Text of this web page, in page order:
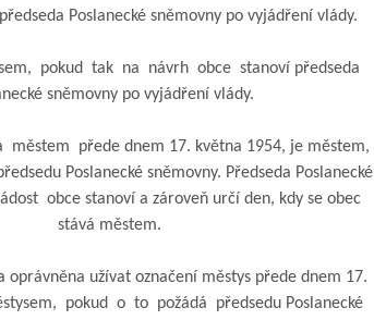
Poslanecké sněmovny po vyjádření vlády.
pokud tak na návrh obce stanoví předseda
sněmovny po vyjádření vlády.
přede dnem 17. května 1954, je městem,
Poslanecké sněmovny. Předseda Poslanecké
obce stanoví a zároveň určí den, kdy se obec
stává městem.
užívat označení městys přede dnem 17.
pokud o to požádá předsedu Poslanecké